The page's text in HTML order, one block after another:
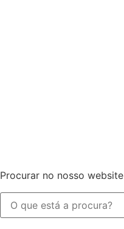
Procurar no nosso website